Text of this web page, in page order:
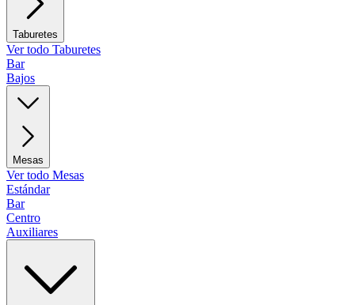
Taburetes
Ver todo Taburetes
Bar
Bajos
Mesas
Ver todo Mesas
Estándar
Bar
Centro
Auxiliares